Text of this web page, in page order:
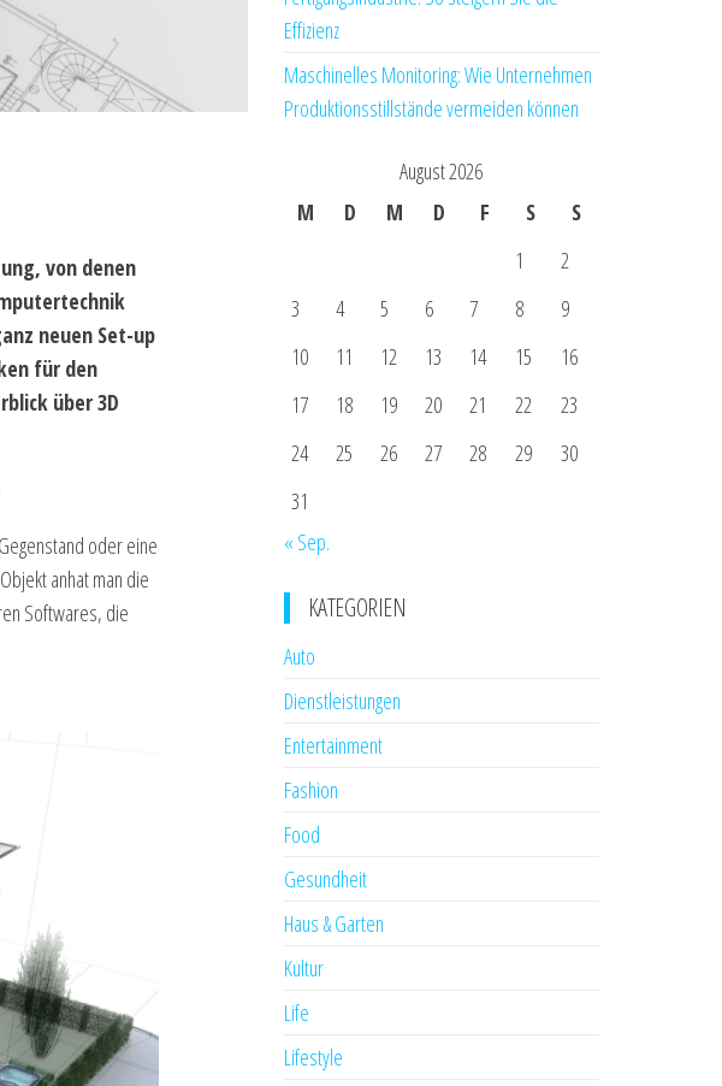
von denen
neuen Set-up
für den
über 3D
oder eine
anhat man die
Softwares, die
Effizienz
Maschinelles Monitoring: Wie Unternehmen
Produktionsstillstände vermeiden können
August 2026
M
D M D F S
S
1
2
3
4 5 6 7 8
9
10
11 12 13 14 15
16
17
18 19 20 21 22
23
24
25 26 27 28 29
30
31
« Sep.
KATEGORIEN
Auto
Dienstleistungen
Entertainment
Fashion
Food
Gesundheit
Haus & Garten
Kultur
Life
Lifestyle